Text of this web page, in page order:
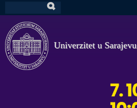
na
glavni
sadržaj
Univerzitet u Sarajevu